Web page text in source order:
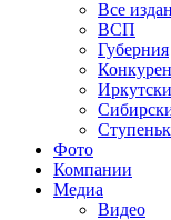
Все
ВСП
Губерния
Фото
Компании
Медиа
Видео